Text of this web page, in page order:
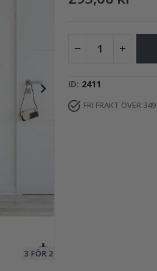
ID 2411
FRI FRAKT ÖVER